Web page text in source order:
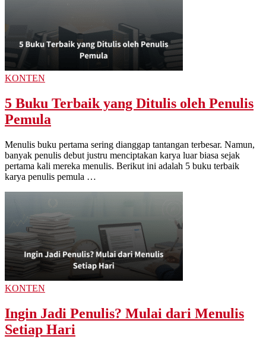
KONTEN
5 Buku Terbaik yang Ditulis oleh Penulis
Pemula
Menulis buku pertama sering dianggap tantangan terbesar. Namun,
banyak penulis debut justru menciptakan karya luar biasa sejak
pertama kali mereka menulis. Berikut ini adalah 5 buku terbaik
karya penulis pemula …
KONTEN
Ingin Jadi Penulis? Mulai dari Menulis
Setiap Hari